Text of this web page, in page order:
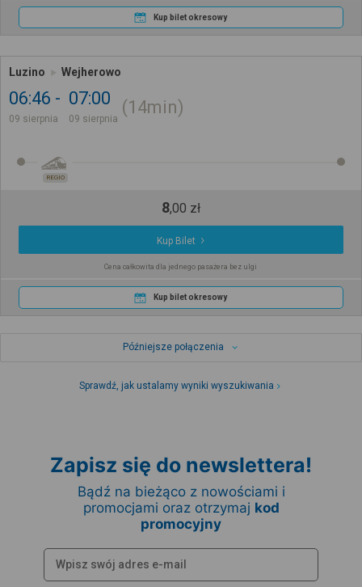
Kup bilet okresowy
Luzino Wejherowo
06:46
09 sierpnia
07:00
09 sierpnia
14min
REGIO
8,00 zł
Kup Bilet
Cena całkowita dla jednego pasażera bez ulgi
Kup bilet okresowy
Późniejsze połączenia
Sprawdź, jak ustalamy wyniki wyszukiwania
Zapisz się do newslettera!
Bądź na bieżąco z nowościami i
promocjami oraz otrzymaj kod
promocyjny